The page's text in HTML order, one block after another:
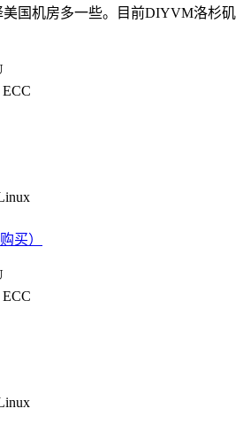
国机房多一些。目前DIYVM洛杉矶
买）